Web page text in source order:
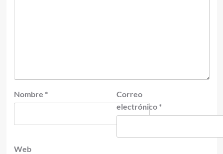
Nombre *
Correo
electrónico *
Web